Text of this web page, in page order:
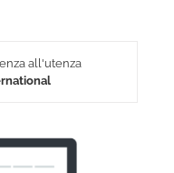
all'utenza